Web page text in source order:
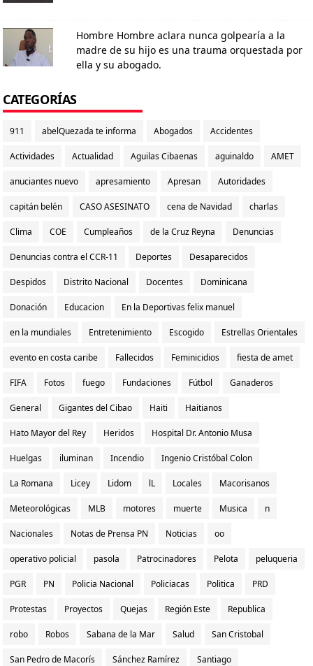
Hombre Hombre aclara nunca golpearía a la
madre de su hijo es una trauma orquestada por
ella y su abogado.
CATEGORÍAS
911 abelQuezada te informa Abogados Accidentes
Actividades Actualidad Aguilas Cibaenas aguinaldo AMET
anuciantes nuevo apresamiento Apresan Autoridades
capitán belén CASO ASESINATO cena de Navidad charlas
Clima COE Cumpleaños de la Cruz Reyna Denuncias
Denuncias contra el CCR-11 Deportes Desaparecidos
Despidos Distrito Nacional Docentes Dominicana
Donación Educacion En la Deportivas felix manuel
en la mundiales Entretenimiento Escogido Estrellas Orientales
evento en costa caribe Fallecidos Feminicidios fiesta de amet
FIFA Fotos fuego Fundaciones Fútbol Ganaderos
General Gigantes del Cibao Haiti Haitianos
Hato Mayor del Rey Heridos Hospital Dr. Antonio Musa
Huelgas iluminan Incendio Ingenio Cristóbal Colon
La Romana Licey Lidom lL Locales Macorisanos
Meteorológicas MLB motores muerte Musica n
Nacionales Notas de Prensa PN Noticias oo
operativo policial pasola Patrocinadores Pelota peluqueria
PGR PN Policia Nacional Policiacas Politica PRD
Protestas Proyectos Quejas Región Este Republica
robo Robos Sabana de la Mar Salud San Cristobal
San Pedro de Macorís Sánchez Ramírez Santiago